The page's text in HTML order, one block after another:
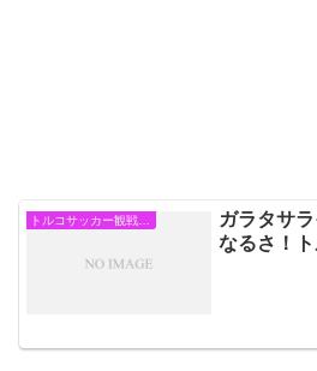
ガラタサ
なるさ！